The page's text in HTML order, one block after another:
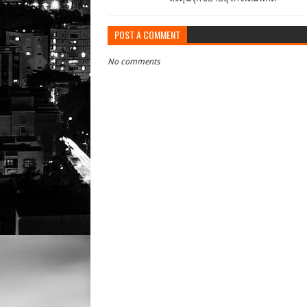
POST A COMMENT
No comments